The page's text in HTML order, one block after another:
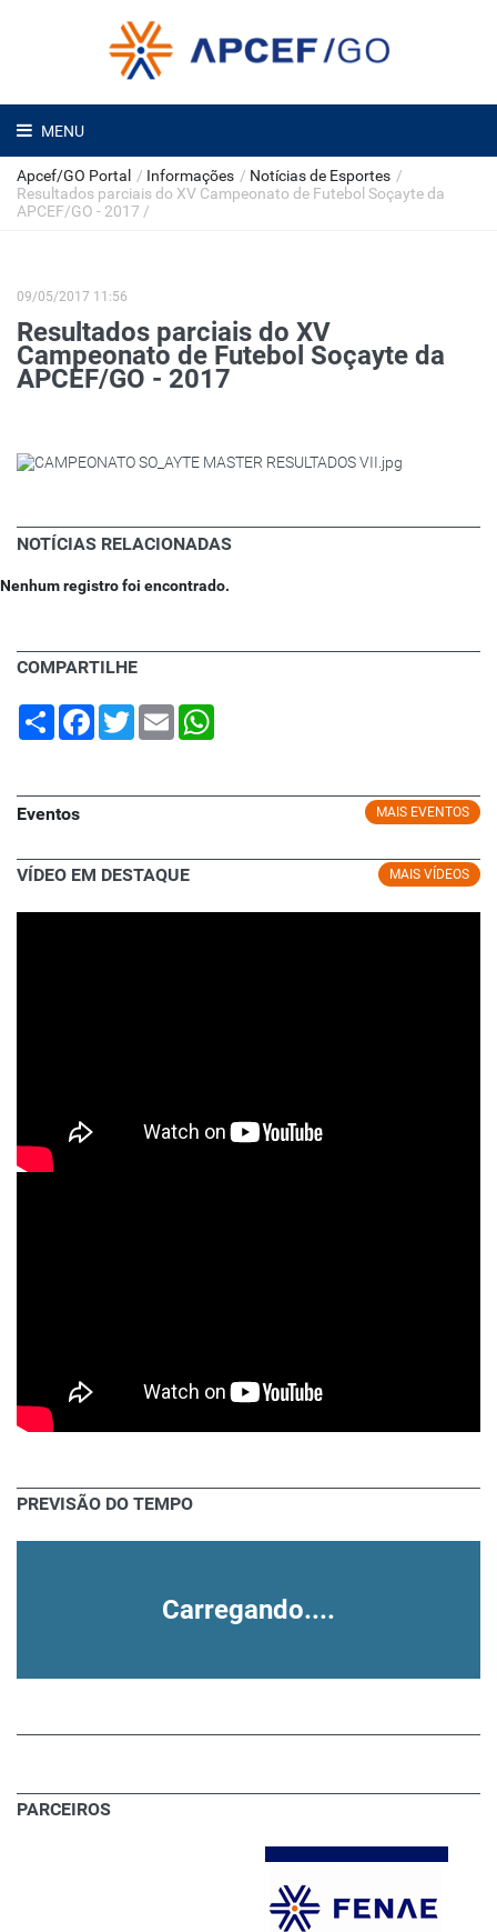
MENU
Apcef/GO Portal / Informações / Notícias de Esportes /
Resultados parciais do XV Campeonato de Futebol Soçayte da
APCEF/GO - 2017 /
09/05/2017 11:56
Resultados parciais do XV
Campeonato de Futebol Soçayte da
APCEF/GO - 2017
NOTÍCIAS RELACIONADAS
Nenhum registro foi encontrado.
COMPARTILHE
Share Facebook
TwitterEmail
MAIS EVENTOS
Eventos
MAIS VÍDEOS
VÍDEO EM DESTAQUE
PREVISÃO DO TEMPO
Carregando....
PARCEIROS